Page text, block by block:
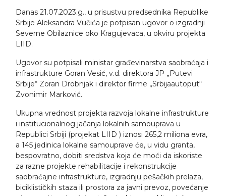
Danas 21.07.2023.g., u prisustvu predsednika Republike
Srbije Aleksandra Vučića je potpisan ugovor o izgradnji
Severne Obilaznice oko Kragujevaca, u okviru projekta
LIID.
Ugovor su potpisali ministar građevinarstva saobraćaja i
infrastrukture Goran Vesić, v.d. direktora JP „Putevi
Srbije“ Zoran Drobnjak i direktor firme „Srbijaautoput“
Zvonimir Marković.
Ukupna vrednost projekta razvoja lokalne infrastrukture
i institucionalnog jačanja lokalnih samouprava u
Republici Srbiji (projekat LIID ) iznosi 265,2 miliona evra,
a 145 jedinica lokalne samouprave će, u vidu granta,
bespovratno, dobiti sredstva koja će moći da iskoriste
za razne projekte rehabilitacije i rekonstrukcije
saobraćajne infrastrukture, izgradnju pešačkih prelaza,
biciklističkih staza ili prostora za javni prevoz, povećanje